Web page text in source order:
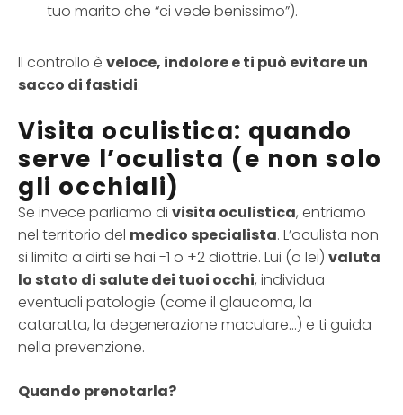
tuo marito che “ci vede benissimo”).
Il controllo è veloce, indolore e ti può evitare un
sacco di fastidi.
Visita oculistica: quando
serve l’oculista (e non solo
gli occhiali)
Se invece parliamo di visita oculistica, entriamo
nel territorio del medico specialista. L’oculista non
si limita a dirti se hai -1 o +2 diottrie. Lui (o lei) valuta
lo stato di salute dei tuoi occhi, individua
eventuali patologie (come il glaucoma, la
cataratta, la degenerazione maculare…) e ti guida
nella prevenzione.
Quando prenotarla?